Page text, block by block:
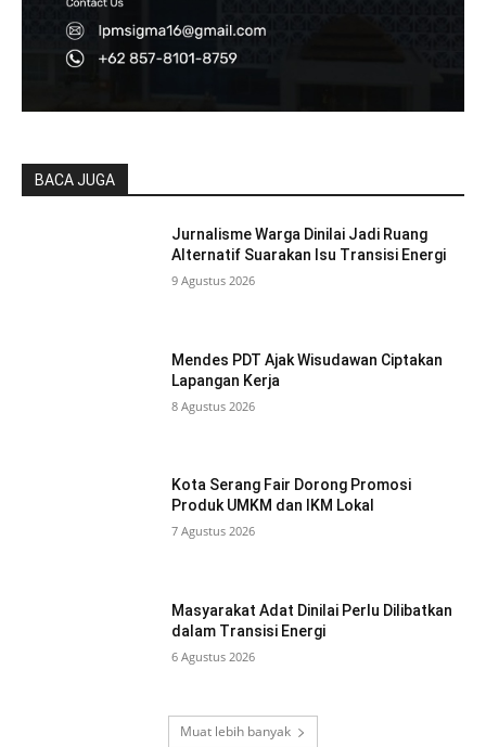
BACA JUGA
Jurnalisme Warga Dinilai Jadi Ruang
Alternatif Suarakan Isu Transisi Energi
9 Agustus 2026
Mendes PDT Ajak Wisudawan Ciptakan
Lapangan Kerja
8 Agustus 2026
Kota Serang Fair Dorong Promosi
Produk UMKM dan IKM Lokal
7 Agustus 2026
Masyarakat Adat Dinilai Perlu Dilibatkan
dalam Transisi Energi
6 Agustus 2026
Muat lebih banyak